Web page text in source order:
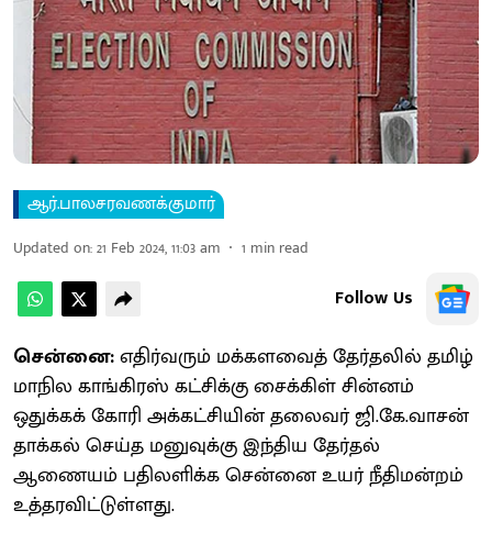
ஆர்.பாலசரவணக்குமார்
Updated on:21 Feb 2024, 11:03 am 1 min read
Follow Us
சென்னை:எதிர்வரும் மக்களவைத் தேர்தலில் தமிழ்
மாநில காங்கிரஸ் கட்சிக்கு சைக்கிள் சின்னம்
ஒதுக்கக் கோரி அக்கட்சியின் தலைவர் ஜி.கே.வாசன்
தாக்கல் செய்த மனுவுக்கு இந்திய தேர்தல்
ஆணையம் பதிலளிக்க சென்னை உயர் நீதிமன்றம்
உத்தரவிட்டுள்ளது.